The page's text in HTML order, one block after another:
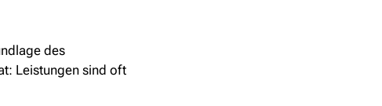
des
Leistungen sind oft